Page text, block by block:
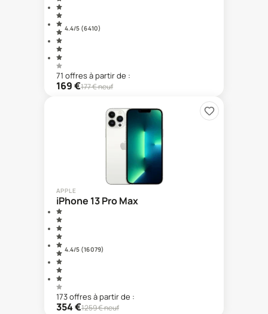
4.4/5 (6 410)
71 offresà partir de :
169€177€ neuf
APPLE
iPhone 13 Pro Max
4.4/5 (16 079)
173offresà partir de :
354€1259€ neuf